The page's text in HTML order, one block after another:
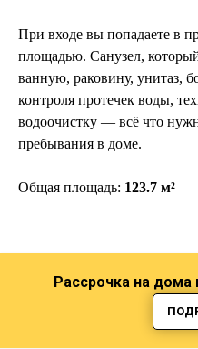
При входе вы попадаете в
площадью. Санузел,
ванную, раковину, унитаз,
контроля протечек воды,
водоочистку — всё что
пребывания в доме.
Общая площадь: 123.7 м²
Рассрочка на